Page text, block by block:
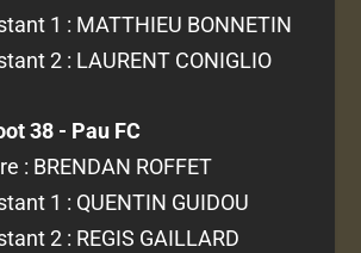
1 : MATTHIEU BONNETIN
2 : LAURENT CONIGLIO
38 - Pau FC
: BRENDAN ROFFET
1 : QUENTIN GUIDOU
2 : REGIS GAILLARD